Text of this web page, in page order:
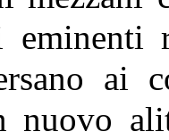
ai
nuovo